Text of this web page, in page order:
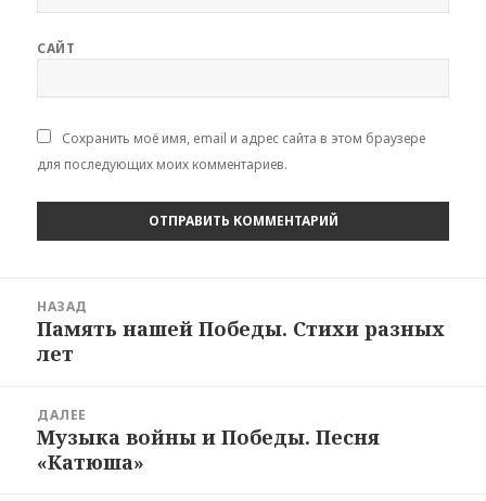
САЙТ
Сохранить моё имя, email и адрес сайта в этом браузере
для последующих моих комментариев.
НАЗАД
Предыдущая
запись:
Память нашей Победы. Стихи разных
лет
ДАЛЕЕ
Следующая
запись:
Музыка войны и Победы. Песня
«Катюша»